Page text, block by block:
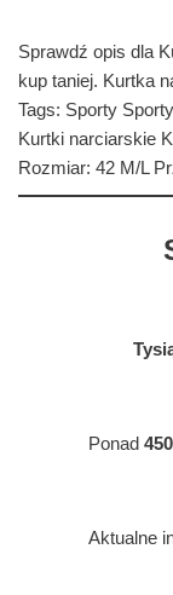
Sprawdź opis dla
kup taniej. Kurtka
Tags: Sporty
Kurtki narciarskie
Rozmiar: 42 M/L
Ponad
Aktualne